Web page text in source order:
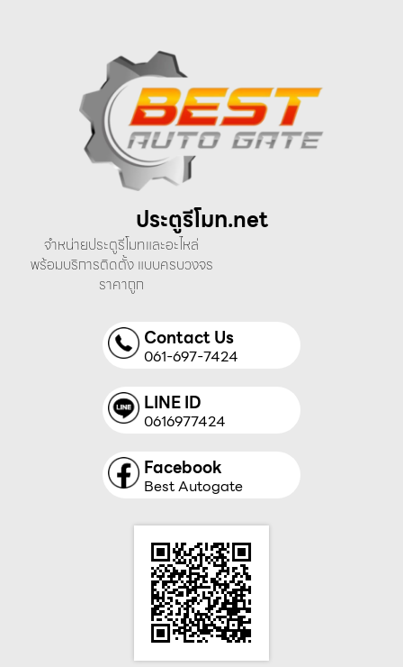
ประตูรีโมท.net
จำหน่ายประตูรีโมทและอะไหล่
พร้อมบริการติดตั้ง แบบครบวงจร
ราคาถูก
Contact Us
061-697-7424
LINE ID
0616977424
Facebook
Best Autogate